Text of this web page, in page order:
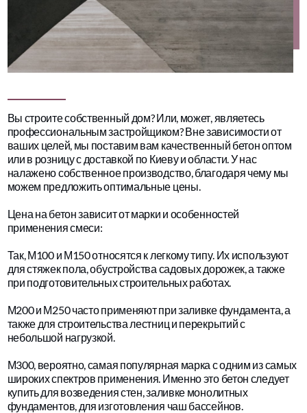
Вы строите собственный дом? Или, может, являетесь
профессиональным застройщиком? Вне зависимости от
ваших целей, мы поставим вам качественный бетон оптом
или в розницу с доставкой по Киеву и области. У нас
налажено собственное производство, благодаря чему мы
можем предложить оптимальные цены.
Цена на бетон зависит от марки и особенностей
применения смеси:
Так, М100 и М150 относятся к легкому типу. Их используют
для стяжек пола, обустройства садовых дорожек, а также
при подготовительных строительных работах.
М200 и М250 часто применяют при заливке фундамента, а
также для строительства лестниц и перекрытий с
небольшой нагрузкой.
М300, вероятно, самая популярная марка с одним из самых
широких спектров применения. Именно это бетон следует
купить для возведения стен, заливке монолитных
фундаментов, для изготовления чаш бассейнов.